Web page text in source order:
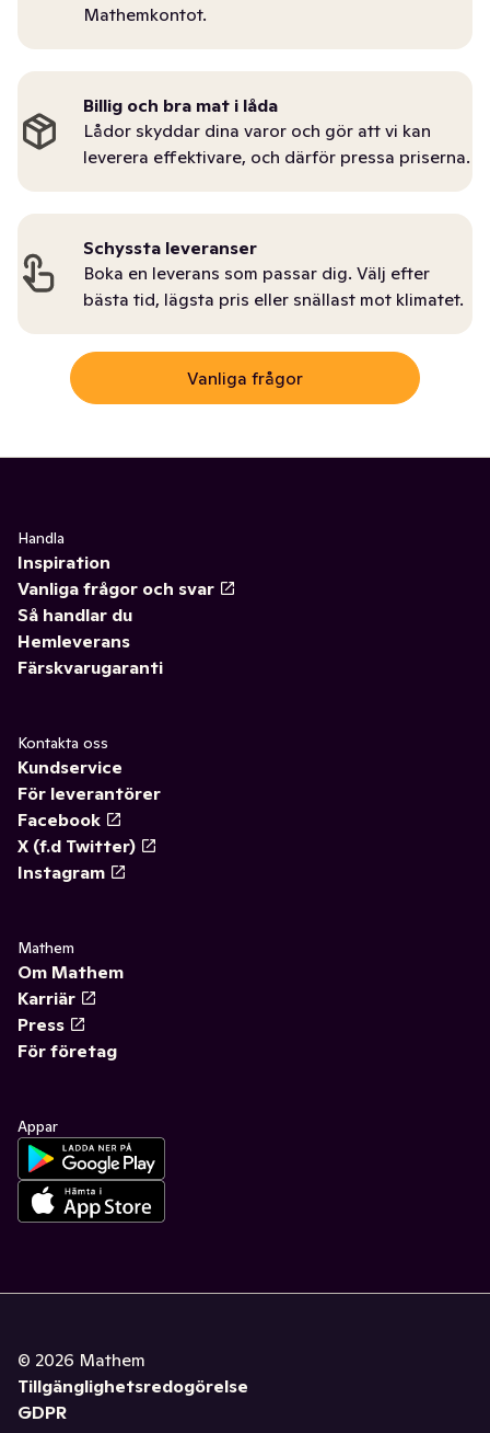
Mathemkontot.
Billig och bra mat i låda
Lådor skyddar dina varor och gör att vi kan
leverera effektivare, och därför pressa priserna.
Schyssta leveranser
Boka en leverans som passar dig. Välj efter
bästa tid, lägsta pris eller snällast mot klimatet.
Vanliga frågor
Handla
Inspiration
Vanliga frågor och svar
Så handlar du
Hemleverans
Färskvarugaranti
Kontakta oss
Kundservice
För leverantörer
Facebook
X (f.d Twitter)
Instagram
Mathem
Om Mathem
Karriär
Press
För företag
Appar
© 2026 Mathem
Tillgänglighetsredogörelse
GDPR